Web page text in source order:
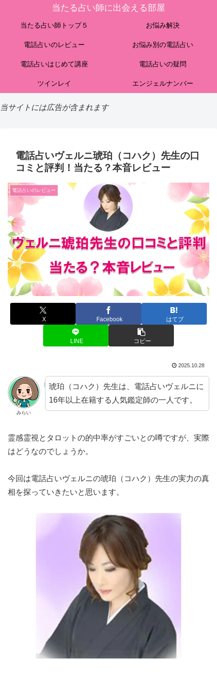
当たる占い師に出会える部屋
当たる占い師トップ５ お悩み解決
電話占いのレビュー お悩み別の電話占い
電話占いはじめて講座 電話占いの疑問
ツインレイ エンジェルナンバー
当サイトには広告が含まれます
電話占いヴェルニ琥珀（コハク）先生の口
コミと評判！当たる？本音レビュー
電話占いのレビュー
X Facebook はてブ
LINE コピー
2025.10.28
みらい
琥珀（コハク）先生は、電話占いヴェルニに
16年以上在籍する人気鑑定師の一人です。
霊感霊視とタロットの的中率がすごいとの噂ですが、実際
はどうなのでしょうか。
今回は電話占いヴェルニの琥珀（コハク）先生の実力の真
相を探っていきたいと思います。